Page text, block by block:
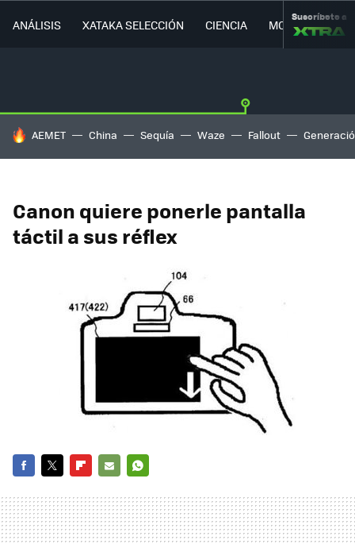
ANÁLISIS XATAKA SELECCIÓN CIENCIA MOVILIDAD
Suscríbete a
HOY SE HABLA DE
AEMET China Sequía Waze Fallout
Canon quiere ponerle pantalla
táctil a sus réflex
MAIL